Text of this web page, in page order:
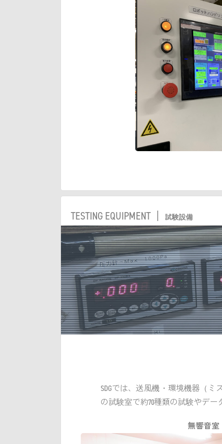
TESTING EQUIPMENT | 試験設備
SDGでは、送風機・環境機器（
の試験室で約70種類の試験やデ
無響音室